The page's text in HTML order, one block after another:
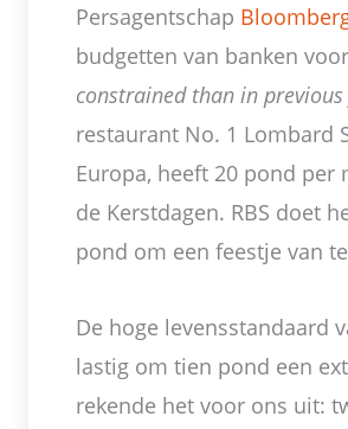
Persagentschap
budgetten van banken
constrained than in previous
restaurant No. 1 Lombard
Europa, heeft 20 pond
de Kerstdagen. RBS doet
pond om een feestje van
De hoge levensstandaard
lastig om tien pond een
rekende het voor ons uit: